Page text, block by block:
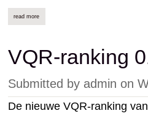
read more
VQR-ranking
Submitted by admin on
De nieuwe VQR-ranking